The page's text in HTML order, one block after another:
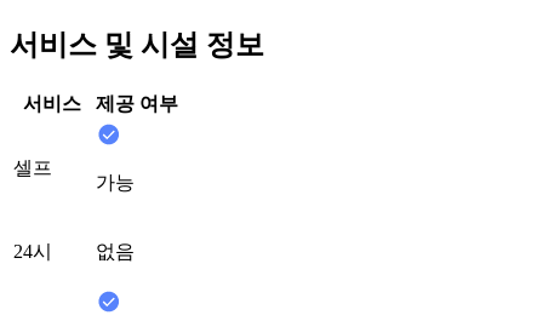
서비스 및 시설 정보
서비스 제공 여부
셀프
가능
24시 없음